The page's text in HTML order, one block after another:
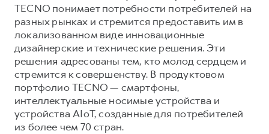
TECNO понимает потребности потребителей на
разных рынках и стремится предоставить им в
локализованном виде инновационные
дизайнерские и технические решения. Эти
решения адресованы тем, кто молод сердцем и
стремится к совершенству. В продуктовом
портфолио TECNO — смартфоны,
интеллектуальные носимые устройства и
устройства AIoT, созданные для потребителей
из более чем 70 стран.